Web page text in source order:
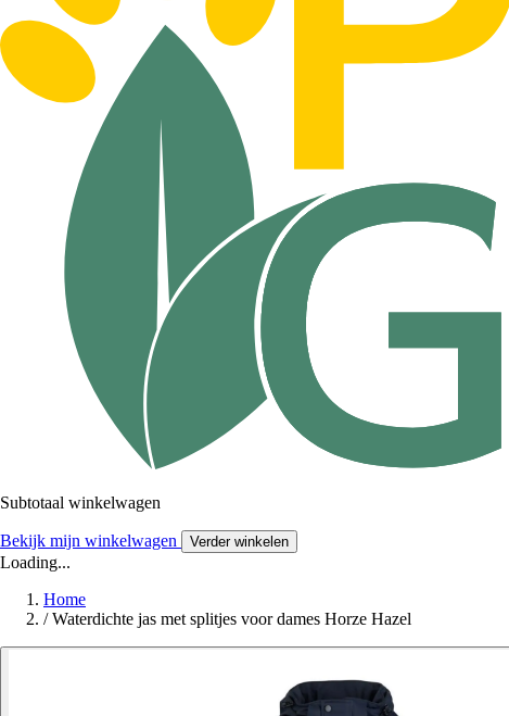
Subtotaal winkelwagen
Bekijk mijn winkelwagen Verder winkelen
Loading...
Home
/ Waterdichte jas met splitjes voor dames Horze Hazel